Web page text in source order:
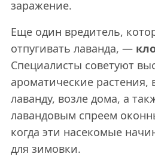
заражение.
Еще один вредитель,
отпугивать лаванда, —
Специалисты советуют
ароматические растения,
лаванду, возле дома, а
лавандовым спреем
когда эти насекомые
для зимовки.